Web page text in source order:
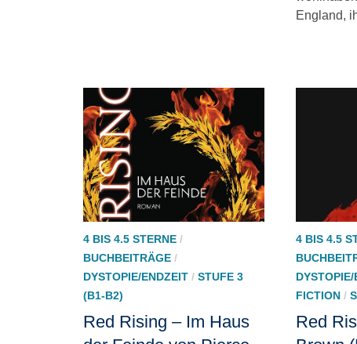
England,
4 BIS 4.5 STERNE /
BUCHBEITRÄGE /
DYSTOPIE/ENDZEIT /STUFE 3
(B1-B2)
Red Rising – Im Haus
4 BIS 4.5
FICTION/
Red